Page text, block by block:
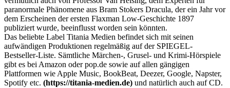
paranormale Phänomene aus Bram Stokers Dracula, der ein Jahr vor
dem Erscheinen der ersten Flaxman Low-Geschichte 1897
publiziert wurde, beeinflusst worden sein könnten.
Das beliebte Label Titania Medien befindet sich mit seinen
aufwändigen Produktionen regelmäßig auf der SPIEGEL-
Bestseller-Liste. Sämtliche Märchen-, Grusel- und Krimi-Hörspiele
gibt es bei Amazon oder pop.de sowie auf allen gängigen
Plattformen wie Apple Music, BookBeat, Deezer, Google, Napster,
Spotify etc. (https://titania-medien.de) und natürlich auch auf CD.